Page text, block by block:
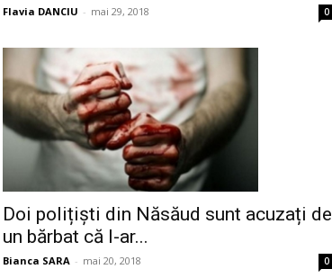
Flavia DANCIU - mai 29, 2018 0
Doi polițiști din Năsăud sunt acuzați de
un bărbat că l-ar...
Bianca SARA - mai 20, 2018 0